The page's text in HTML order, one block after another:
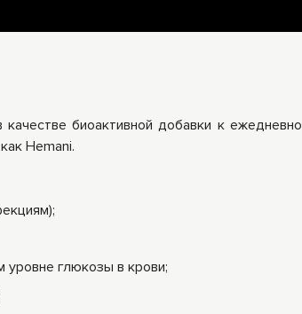
биоактивной добавки к
Hemani.
глюкозы в крови;